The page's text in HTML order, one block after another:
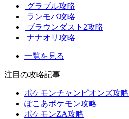
グラブル攻略
ランモバ攻略
ブラウンダスト2攻略
ナナオリ攻略
一覧を見る
注目の攻略記事
ポケモンチャンピオンズ攻略
ぽこあポケモン攻略
ポケモンZA攻略